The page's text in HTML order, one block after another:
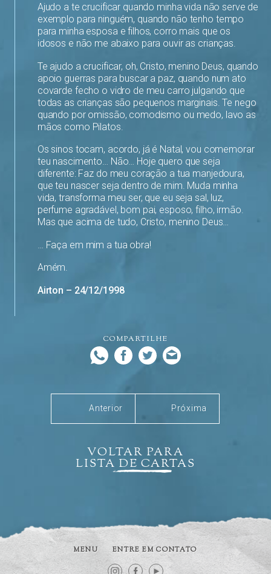
Ajudo a te crucificar quando minha vida não serve de
exemplo para ninguém, quando não tenho tempo
para minha esposa e filhos, corro mais que os
idosos e não me abaixo para ouvir as crianças.
Te ajudo a crucificar, oh, Cristo, menino Deus, quando
apoio guerras para buscar a paz, quando num ato
covarde fecho o vidro de meu carro julgando que
todas as crianças são pequenos marginais. Te nego
quando por omissão, comodismo ou medo, lavo as
mãos como Pilatos.
Os sinos tocam, acordo, já é Natal, vou comemorar
teu nascimento… Não… Hoje quero que seja
diferente: Faz do meu coração a tua manjedoura,
que teu nascer seja dentro de mim. Muda minha
vida, transforma meu ser, que eu seja sal, luz,
perfume agradável, bom pai, esposo, filho, irmão.
Mas que acima de tudo, Cristo, menino Deus…
… Faça em mim a tua obra!
Amém.
Airton – 24/12/1998
COMPARTILHE
Anterior
VOLTAR PARA
LISTA DE CARTAS
Próxima
MENU ENTRE EM CONTATO